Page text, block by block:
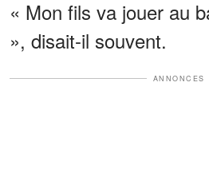
« Mon fils va jouer au
», disait-il souvent.
ANNONCES